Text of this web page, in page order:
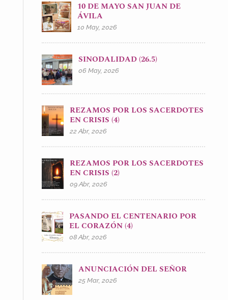
10 DE MAYO SAN JUAN DE
ÁVILA
10 May, 2026
SINODALIDAD (26.5)
06 May, 2026
REZAMOS POR LOS SACERDOTES
EN CRISIS (4)
22 Abr, 2026
REZAMOS POR LOS SACERDOTES
EN CRISIS (2)
09 Abr, 2026
PASANDO EL CENTENARIO POR
EL CORAZÓN (4)
08 Abr, 2026
ANUNCIACIÓN DEL SEÑOR
25 Mar, 2026